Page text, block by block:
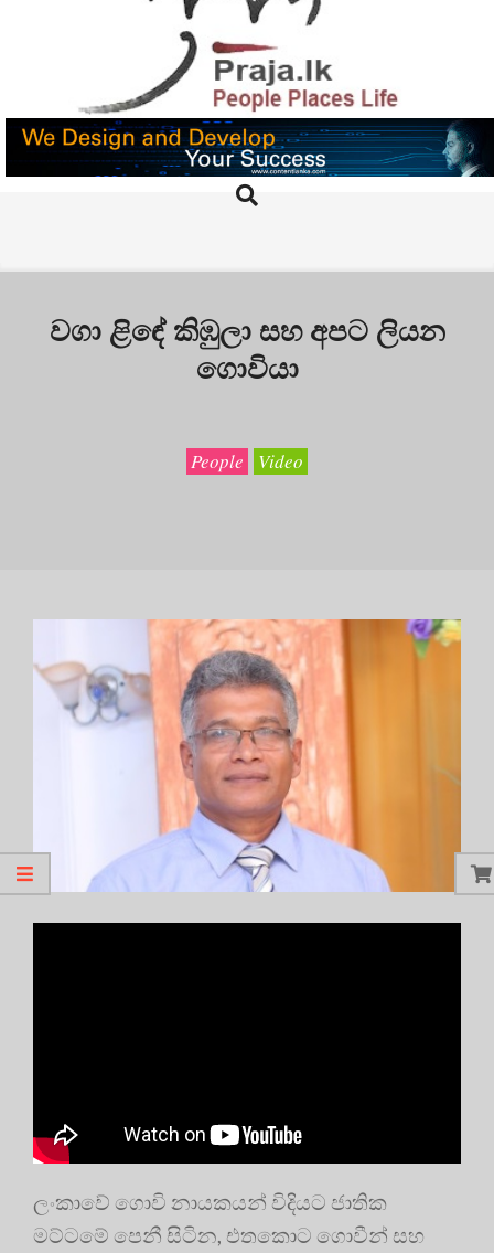
PRAJA.LK
Search
වගා ළිඳේ කිඹුලා සහ අපට ලියන
ගොවියා
People Video
ලංකාවේ ගොවි නායකයන් විදියට ජාතික
මට්ටමේ පෙනී සිටින, එතකොට ගොවීන් සහ